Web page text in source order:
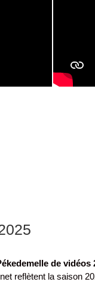
de vidéos
reflètent la saison